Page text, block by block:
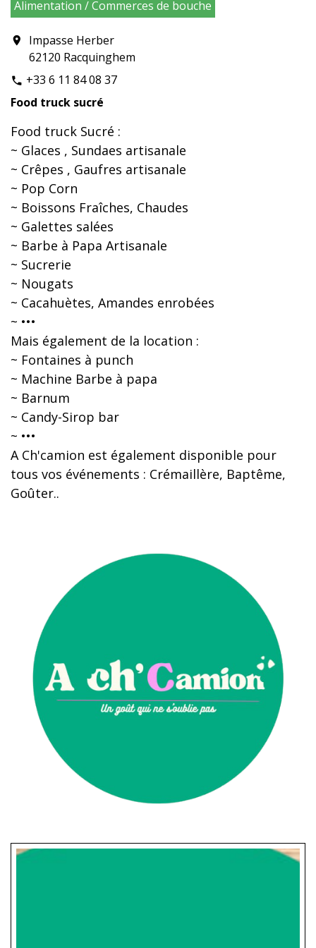
Alimentation / Commerces de bouche
location_on
Impasse Herber
62120 Racquinghem
phone +33 6 11 84 08 37
Food truck sucré
Food truck Sucré :
~ Glaces , Sundaes artisanale
~ Crêpes , Gaufres artisanale
~ Pop Corn
~ Boissons Fraîches, Chaudes
~ Galettes salées
~ Barbe à Papa Artisanale
~ Sucrerie
~ Nougats
~ Cacahuètes, Amandes enrobées
~ •••
Mais également de la location :
~ Fontaines à punch
~ Machine Barbe à papa
~ Barnum
~ Candy-Sirop bar
~ •••
A Ch'camion est également disponible pour
tous vos événements : Crémaillère, Baptême,
Goûter..